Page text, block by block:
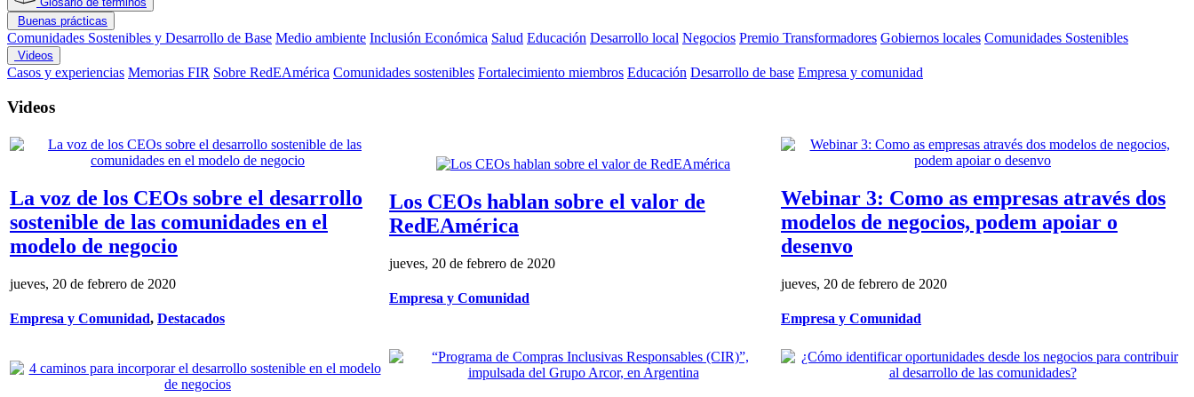
Buenas prácticas
Comunidades Sostenibles y Desarrollo de Base Medio ambiente Inclusión Económica Salud Educación Desarrollo local Negocios Premio Transformadores Gobiernos locales Comunidades Sostenibles
Videos
Casos y experiencias Memorias FIR Sobre RedEAmérica Comunidades sostenibles Fortalecimiento miembros Educación Desarrollo de base Empresa y comunidad
Videos
La voz de los CEOs sobre el desarrollo
sostenible de las comunidades en el
modelo de negocio
jueves, 20 de febrero de 2020
Empresa y Comunidad, Destacados
Los CEOs hablan sobre el valor de
RedEAmérica
jueves, 20 de febrero de 2020
Empresa y Comunidad
Webinar 3: Como as empresas através dos
modelos de negocios, podem apoiar o
desenvo
jueves, 20 de febrero de 2020
Empresa y Comunidad